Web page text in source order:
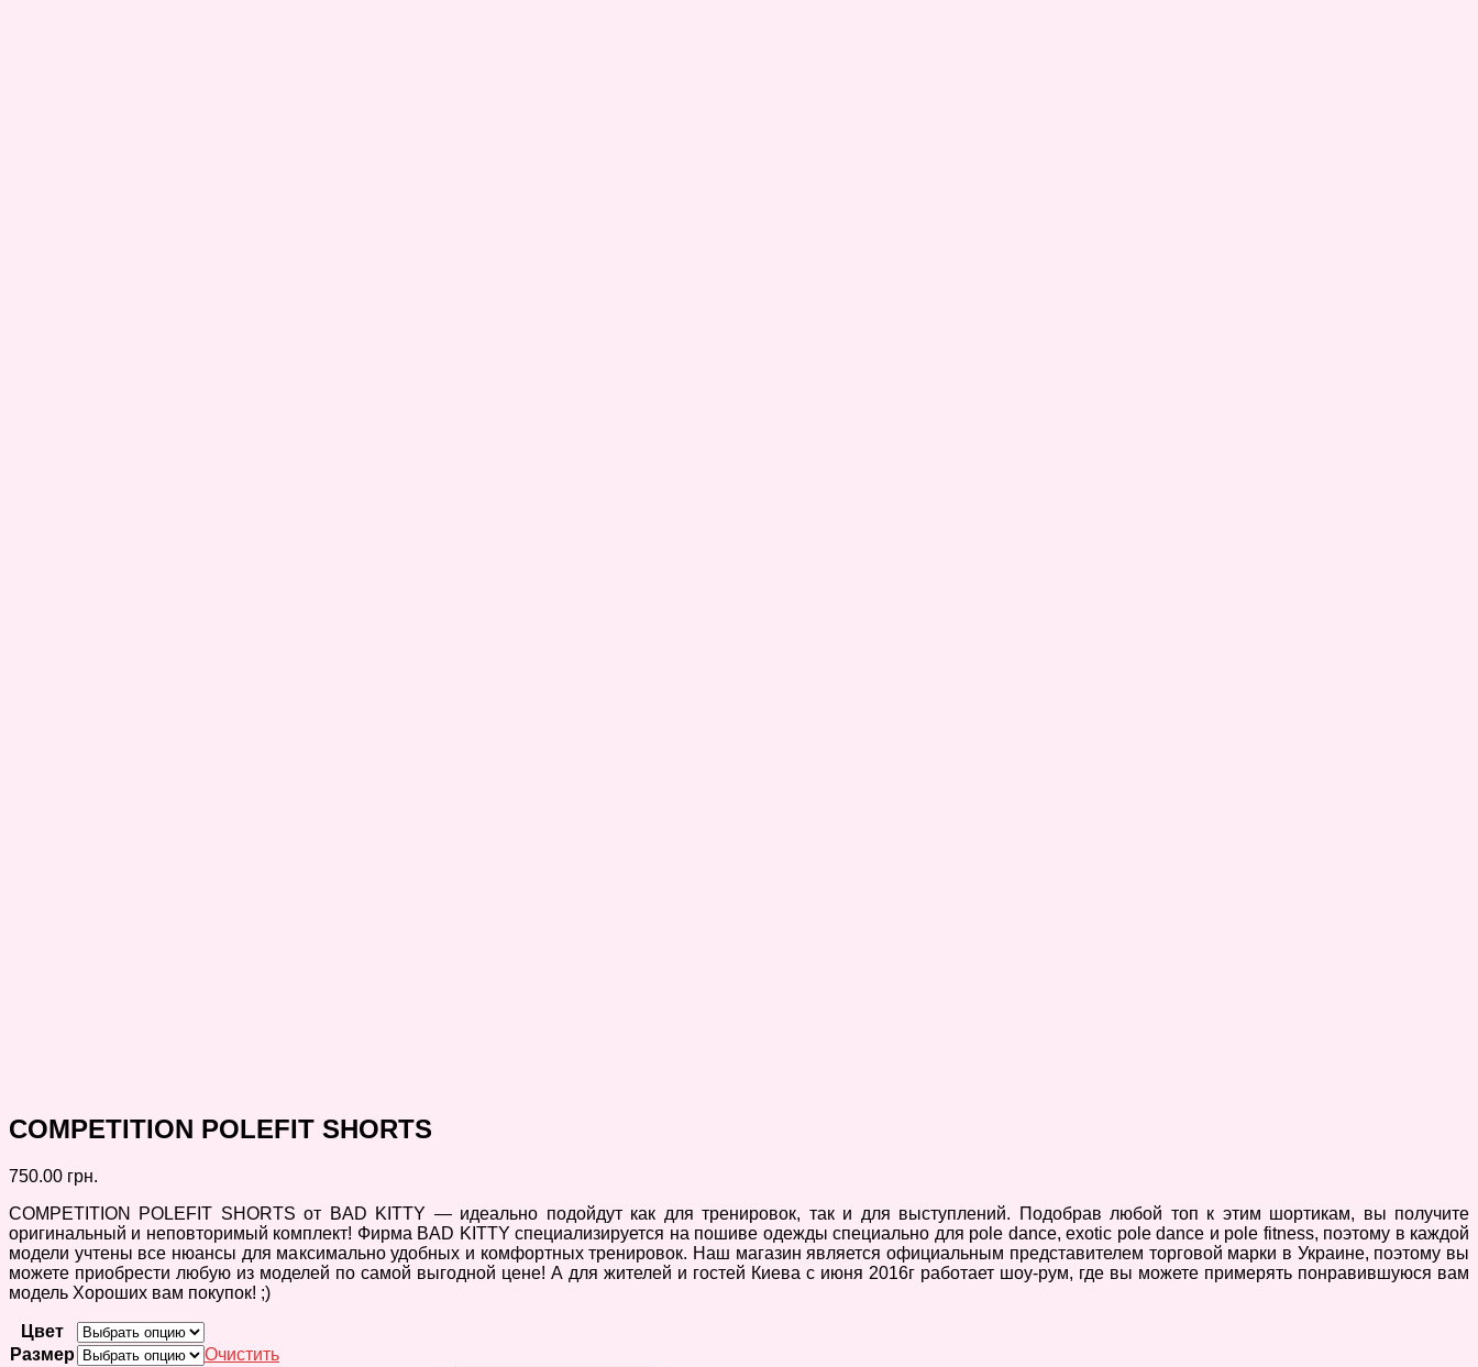
COMPETITION POLEFIT SHORTS
750.00 грн.
COMPETITION POLEFIT SHORTS от BAD KITTY — идеально подойдут как для тренировок, так и для выступлений. Подобрав любой топ к этим шортикам, вы получите
оригинальный и неповторимый комплект! Фирма BAD KITTY специализируется на пошиве одежды специально для pole dance, exotic pole dance и pole fitness, поэтому в каждой
модели учтены все нюансы для максимально удобных и комфортных тренировок. Наш магазин является официальным представителем торговой марки в Украине, поэтому вы
можете приобрести любую из моделей по самой выгодной цене! А для жителей и гостей Киева с июня 2016г работает шоу-рум, где вы можете примерять понравившуюся вам
модель Хороших вам покупок! ;)
Цвет
Размер
Очистить